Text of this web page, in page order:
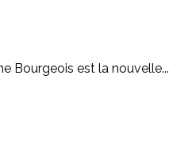
Bourgeois est la nouvelle...